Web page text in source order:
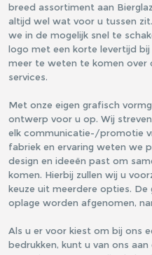
breed assortiment aan
altijd wel wat voor u tussen
we in de mogelijk snel te
logo met een korte levertijd
meer te weten te komen over
services.
Met onze eigen grafisch
ontwerp voor u op. Wij
elk communicatie-/promotie
fabriek en ervaring weten we
design en ideeën past om
komen. Hierbij zullen wij u
keuze uit meerdere opties. De
oplage worden afgenomen,
Als u er voor kiest om bij ons
bedrukken, kunt u van ons